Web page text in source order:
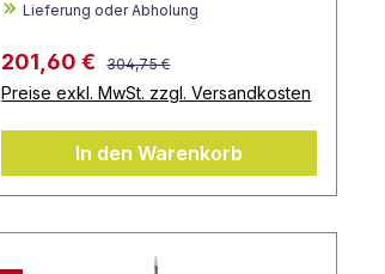
Lieferung oder Abholung
201,60 € 304,75 €
Preise exkl. MwSt. zzgl. Versandkosten
In den Warenkorb